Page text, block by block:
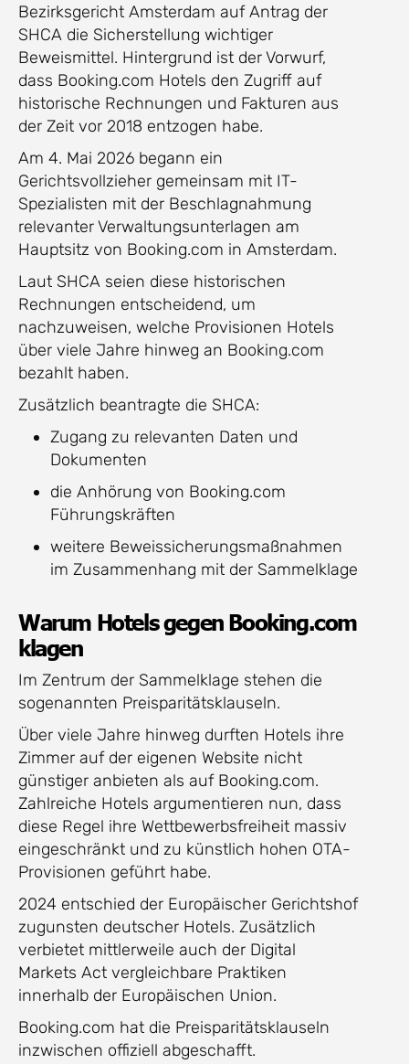
Bezirksgericht Amsterdam auf Antrag der
SHCA die Sicherstellung wichtiger
Beweismittel. Hintergrund ist der Vorwurf,
dass Booking.com Hotels den Zugriff auf
historische Rechnungen und Fakturen aus
der Zeit vor 2018 entzogen habe.
Am 4. Mai 2026 begann ein
Gerichtsvollzieher gemeinsam mit IT-
Spezialisten mit der Beschlagnahmung
relevanter Verwaltungsunterlagen am
Hauptsitz von Booking.com in Amsterdam.
Laut SHCA seien diese historischen
Rechnungen entscheidend, um
nachzuweisen, welche Provisionen Hotels
über viele Jahre hinweg an Booking.com
bezahlt haben.
Zusätzlich beantragte die SHCA:
Zugang zu relevanten Daten und
Dokumenten
die Anhörung von Booking.com
Führungskräften
weitere Beweissicherungsmaßnahmen
im Zusammenhang mit der Sammelklage
Warum Hotels gegen Booking.com
klagen
Im Zentrum der Sammelklage stehen die
sogenannten Preisparitätsklauseln.
Über viele Jahre hinweg durften Hotels ihre
Zimmer auf der eigenen Website nicht
günstiger anbieten als auf Booking.com.
Zahlreiche Hotels argumentieren nun, dass
diese Regel ihre Wettbewerbsfreiheit massiv
eingeschränkt und zu künstlich hohen OTA-
Provisionen geführt habe.
2024 entschied der Europäischer Gerichtshof
zugunsten deutscher Hotels. Zusätzlich
verbietet mittlerweile auch der Digital
Markets Act vergleichbare Praktiken
innerhalb der Europäischen Union.
Booking.com hat die Preisparitätsklauseln
inzwischen offiziell abgeschafft.